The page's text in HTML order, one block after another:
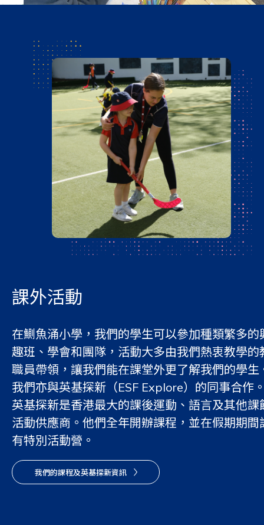
課外活動
在鰂魚涌小學，我們的學生可以參加種類繁多的
趣班、學會和團隊，活動大多由我們熱衷教學的
職員帶領，讓我們能在課堂外更了解我們的學生
我們亦與英基探新（ESF Explore）的同事合作
英基探新是香港最大的課後運動、語言及其他課
活動供應商。他們全年開辦課程，並在假期期間
有特別活動營。
我們的課程及英基探新資訊